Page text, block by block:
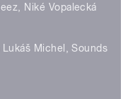
Niké Vopalecká
Lukáš Michel, Sounds